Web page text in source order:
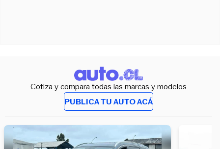
Cotiza y compara todas las marcas y modelos
PUBLICA TU AUTO ACÁ